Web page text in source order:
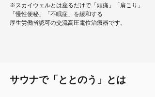
※スカイウェルとは座るだけで「頭痛」「肩こり」
「慢性便秘」「不眠症」を緩和する
厚生労働省認可の交流高圧電位治療器です。
サウナで「ととのう」とは